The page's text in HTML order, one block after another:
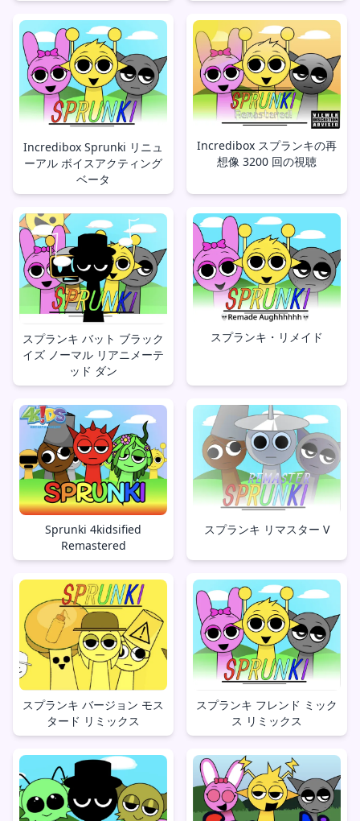
Incredibox Sprunki リニュ
ーアル ボイスアクティング
ベータ
Incredibox スプランキの再
想像 3200 回の視聴
スプランキ バット ブラック
イズ ノーマル リアニメーテ
ッド ダン
スプランキ・リメイド
Sprunki 4kidsified
Remastered
スプランキ リマスター V
スプランキ バージョン モス
タード リミックス
スプランキ フレンド ミック
ス リミックス